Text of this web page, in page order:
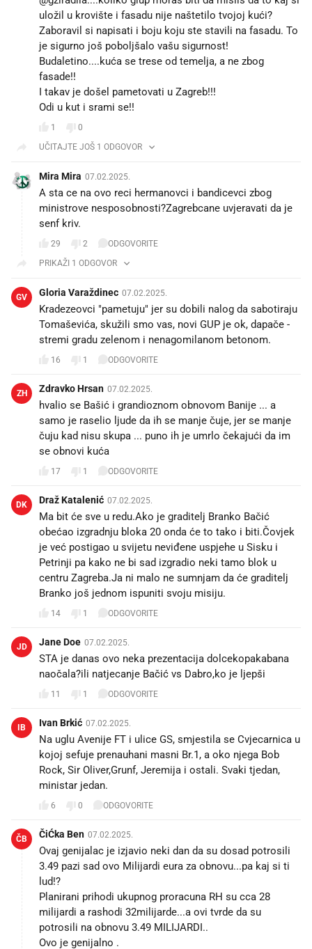
uložil u krovište i fasadu nije naštetilo tvojoj kući?
Zaboravil si napisati i boju koju ste stavili na fasadu. To
je sigurno još poboljšalo vašu sigurnost!
Budaletino....kuća se trese od temelja, a ne zbog
fasade!!
I takav je došel pametovati u Zagreb!!!
Odi u kut i srami se!!
1
0
UČITAJTE JOŠ 1 ODGOVOR
Mira Mira 07.02.2025.
A sta ce na ovo reci hermanovci i bandicevci zbog
ministrove nesposobnosti?Zagrebcane uvjeravati da je
senf kriv.
29 2
ODGOVORITE
PRIKAŽI 1 ODGOVOR
GV Gloria Varaždinec 07.02.2025.
Kradezeovci "pametuju" jer su dobili nalog da sabotiraju
Tomaševića, skužili smo vas, novi GUP je ok, dapače -
stremi gradu zelenom i nenagomilanom betonom.
16 1 ODGOVORITE
ZH Zdravko Hrsan 07.02.2025.
hvalio se Bašić i grandioznom obnovom Banije ... a
samo je raselio ljude da ih se manje čuje, jer se manje
čuju kad nisu skupa ... puno ih je umrlo čekajući da im
se obnovi kuća
17 1 ODGOVORITE
DK Draž Katalenić 07.02.2025.
Ma bit će sve u redu.Ako je graditelj Branko Bačić
obećao izgradnju bloka 20 onda će to tako i biti.Čovjek
je već postigao u svijetu neviđene uspjehe u Sisku i
Petrinji pa kako ne bi sad izgradio neki tamo blok u
centru Zagreba.Ja ni malo ne sumnjam da će graditelj
Branko još jednom ispuniti svoju misiju.
14 1 ODGOVORITE
JD Jane Doe 07.02.2025.
STA je danas ovo neka prezentacija dolcekopakabana
naočala?ili natjecanje Bačić vs Dabro,ko je ljepši
11 1 ODGOVORITE
IB Ivan Brkić 07.02.2025.
Na uglu Avenije FT i ulice GS, smjestila se Cvjecarnica u
kojoj sefuje prenauhani masni Br.1, a oko njega Bob
Rock, Sir Oliver,Grunf, Jeremija i ostali. Svaki tjedan,
ministar jedan.
6 0 ODGOVORITE
ČB ČiĆka Ben 07.02.2025.
Ovaj genijalac je izjavio neki dan da su dosad potrosili
3.49 pazi sad ovo Milijardi eura za obnovu...pa kaj si ti
lud!?
Planirani prihodi ukupnog proracuna RH su cca 28
milijardi a rashodi 32milijarde...a ovi tvrde da su
potrosili na obnovu 3.49 MILIJARDI..
Ovo je genijalno .